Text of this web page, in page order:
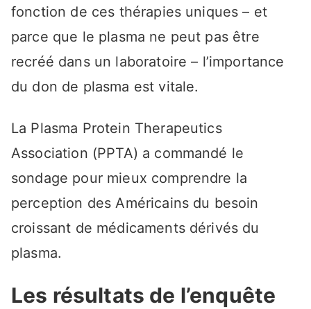
fonction de ces thérapies uniques – et
parce que le plasma ne peut pas être
recréé dans un laboratoire – l’importance
du don de plasma est vitale.
La Plasma Protein Therapeutics
Association (PPTA) a commandé le
sondage pour mieux comprendre la
perception des Américains du besoin
croissant de médicaments dérivés du
plasma.
Les résultats de l’enquête